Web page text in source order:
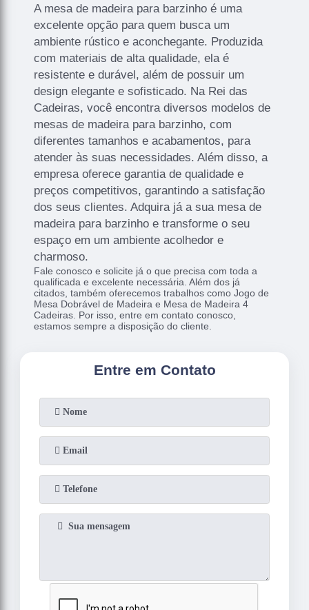
A mesa de madeira para barzinho é uma
excelente opção para quem busca um
ambiente rústico e aconchegante. Produzida
com materiais de alta qualidade, ela é
resistente e durável, além de possuir um
design elegante e sofisticado. Na Rei das
Cadeiras, você encontra diversos modelos de
mesas de madeira para barzinho, com
diferentes tamanhos e acabamentos, para
atender às suas necessidades. Além disso, a
empresa oferece garantia de qualidade e
preços competitivos, garantindo a satisfação
dos seus clientes. Adquira já a sua mesa de
madeira para barzinho e transforme o seu
espaço em um ambiente acolhedor e
charmoso.
Fale conosco e solicite já o que precisa com toda a
qualificada e excelente necessária. Além dos já
citados, também oferecemos trabalhos como Jogo de
Mesa Dobrável de Madeira e Mesa de Madeira 4
Cadeiras. Por isso, entre em contato conosco,
estamos sempre a disposição do cliente.
Entre em Contato